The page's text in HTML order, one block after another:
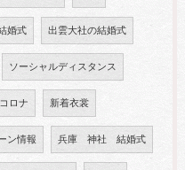
婚式 出雲大社の結婚式
ソーシャルディスタンス
ロナ 新着衣裳
ン情報 兵庫 神社 結婚式